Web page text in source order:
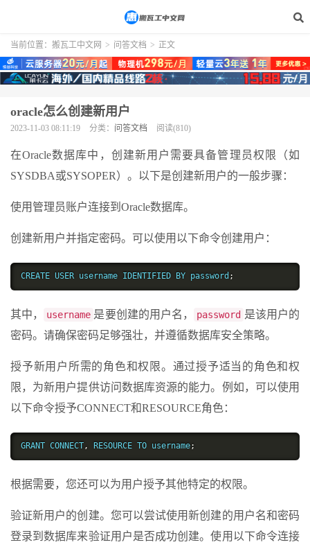
当前位置： 搬瓦工中文网 > 问答文档 > 正文
oracle怎么创建新用户
2023-11-03 08:11:19 分类： 问答文档 阅读(810)
在Oracle数据库中，创建新用户需要具备管理员权限（如
SYSDBA或SYSOPER）。以下是创建新用户的一般步骤：
使用管理员账户连接到Oracle数据库。
创建新用户并指定密码。可以使用以下命令创建用户：
CREATE USER username IDENTIFIED BY password ;
其中， username 是要创建的用户名， password 是该用户的
密码。请确保密码足够强壮，并遵循数据库安全策略。
授予新用户所需的角色和权限。通过授予适当的角色和权
限，为新用户提供访问数据库资源的能力。例如，可以使用
以下命令授予CONNECT和RESOURCE角色：
GRANT CONNECT, RESOURCE TO username;
根据需要，您还可以为用户授予其他特定的权限。
验证新用户的创建。您可以尝试使用新创建的用户名和密码
登录到数据库来验证用户是否成功创建。使用以下命令连接